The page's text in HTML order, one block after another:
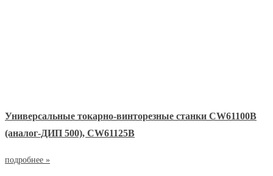
Универсальные токарно-винторезные станки СW61100B
(аналог-ДИП 500), СW61125B
подробнее »